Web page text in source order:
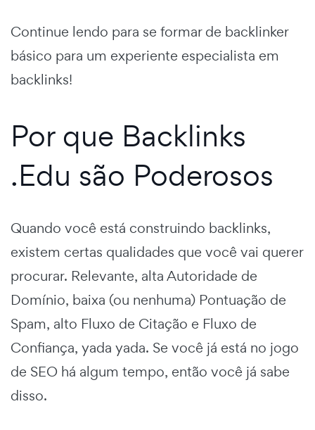
Continue lendo para se formar de backlinker
básico para um experiente especialista em
backlinks!
Por que Backlinks
.Edu são Poderosos
Quando você está construindo backlinks,
existem certas qualidades que você vai querer
procurar. Relevante, alta Autoridade de
Domínio, baixa (ou nenhuma) Pontuação de
Spam, alto Fluxo de Citação e Fluxo de
Confiança, yada yada. Se você já está no jogo
de SEO há algum tempo, então você já sabe
disso.